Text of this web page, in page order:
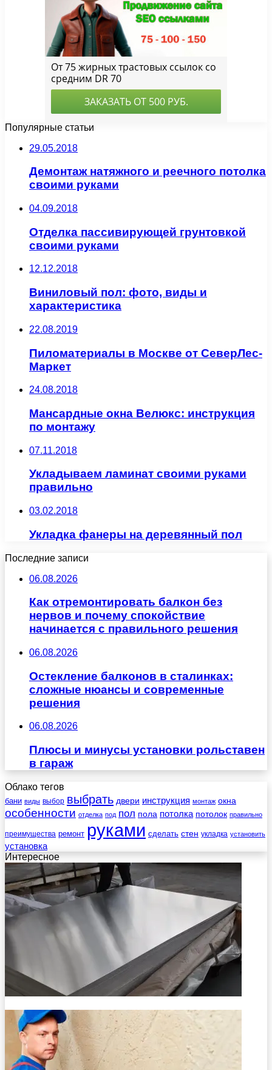
Популярные статьи
29.05.2018
Демонтаж натяжного и реечного потолка
своими руками
04.09.2018
Отделка пассивирующей грунтовкой
своими руками
12.12.2018
Виниловый пол: фото, виды и
характеристика
22.08.2019
Пиломатериалы в Москве от СеверЛес-
Маркет
24.08.2018
Мансардные окна Велюкс: инструкция
по монтажу
07.11.2018
Укладываем ламинат своими руками
правильно
03.02.2018
Укладка фанеры на деревянный пол
Последние записи
06.08.2026
Как отремонтировать балкон без
нервов и почему спокойствие
начинается с правильного решения
06.08.2026
Остекление балконов в сталинках:
сложные нюансы и современные
решения
06.08.2026
Плюсы и минусы установки рольставен
в гараж
Облако тегов
бани виды выбор выбрать двери инструкция монтаж окна
особенности отделка под пол пола потолка потолок правильно
преимущества ремонт руками сделать стен укладка установить
установка
Интересное